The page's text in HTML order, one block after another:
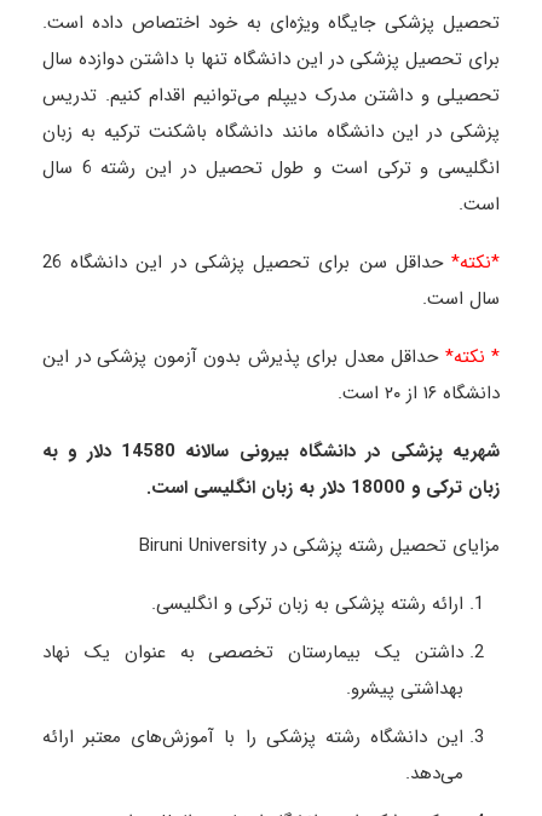
تحصیل پزشکی جایگاه ویژه‌ای به خود اختصاص داده است.
برای تحصیل پزشکی در این دانشگاه تنها با داشتن دوازده سال
تحصیلی و داشتن مدرک دیپلم می‌توانیم اقدام کنیم. تدریس
پزشکی در این دانشگاه مانند دانشگاه باشکنت ترکیه به زبان
انگلیسی و ترکی است و طول تحصیل در این رشته 6 سال
است.
*نکته*
حداقل سن برای تحصیل پزشکی در این دانشگاه 26
سال است.
* نکته* حداقل معدل برای پذیرش بدون آزمون پزشکی در این
دانشگاه ۱۶ از ۲۰ است.
شهریه پزشکی در دانشگاه بیرونی سالانه 14580 دلار و به
زبان ترکی و 18000 دلار به زبان انگلیسی است.
مزایای تحصیل رشته پزشکی درBiruni University
ارائه رشته پزشکی به زبان ترکی و انگلیسی.
داشتن یک بیمارستان تخصصی به عنوان یک نهاد
بهداشتی پیشرو.
این دانشگاه رشته پزشکی را با آموزش‌های معتبر ارائه
می‌دهد.